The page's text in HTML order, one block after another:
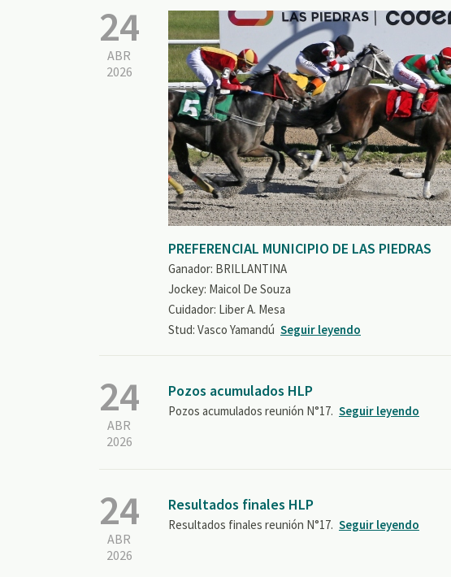
24
ABR
2026
PREFERENCIAL MUNICIPIO DE LAS PIEDRAS
Ganador: BRILLANTINA
Jockey: Maicol De Souza
Cuidador: Liber A. Mesa
Stud: Vasco Yamandú Seguir leyendo
24
ABR
2026
Pozos acumulados HLP
Pozos acumulados reunión N°17. Seguir leyendo
24
ABR
2026
Resultados finales HLP
Resultados finales reunión N°17. Seguir leyendo